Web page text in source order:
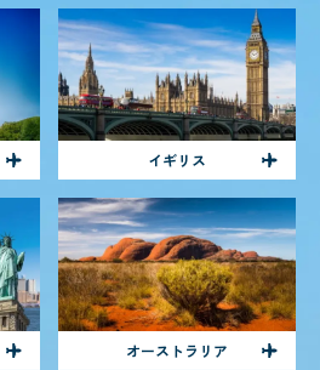
イギリス
オーストラリア